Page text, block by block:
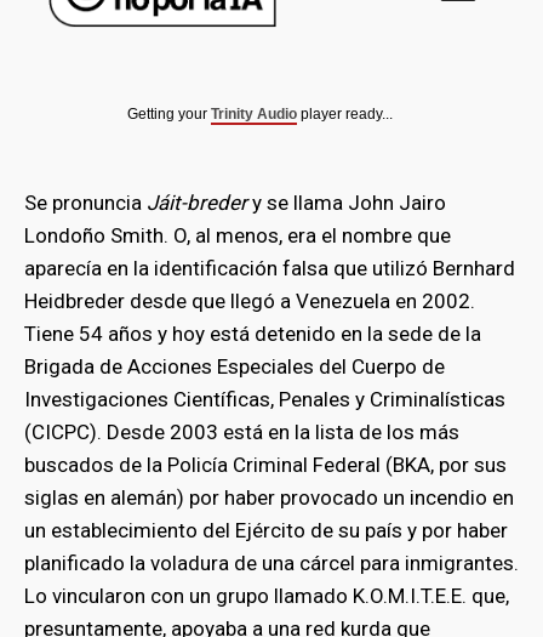
Getting your Trinity Audio player ready...
Se pronuncia Jáit-bredery se llama John Jairo
Londoño Smith. O, al menos, era el nombre que
aparecía en la identificación falsa que utilizó Bernhard
Heidbreder desde que llegó a Venezuela en 2002.
Tiene 54 años y hoy está detenido en la sede de la
Brigada de Acciones Especiales del Cuerpo de
Investigaciones Científicas, Penales y Criminalísticas
(CICPC). Desde 2003 está en la lista de los más
buscados de la Policía Criminal Federal (BKA, por sus
siglas en alemán) por haber provocado un incendio en
un establecimiento del Ejército de su país y por haber
planificado la voladura de una cárcel para inmigrantes.
Lo vincularon con un grupo llamado K.O.M.I.T.E.E. que,
presuntamente, apoyaba a una red kurda que